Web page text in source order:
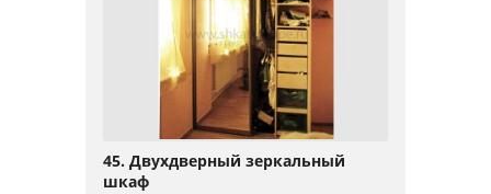
45. Двухдверный зеркальный
шкаф